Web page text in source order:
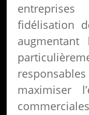
fidélisation
augmentant
maximiser